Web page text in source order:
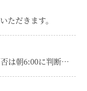
ただきます。
は朝6:00に判断…